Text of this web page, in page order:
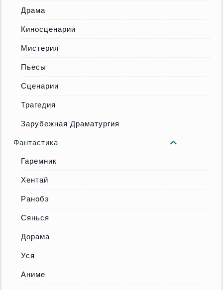
Драма
Киносценарии
Мистерия
Пьесы
Сценарии
Трагедия
Зарубежная Драматургия
Фантастика
Гаремник
Хентай
Ранобэ
Сянься
Дорама
Уся
Аниме